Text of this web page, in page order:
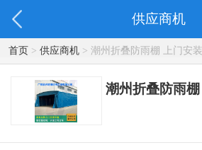
供应商机
首页> 供应商机> 潮州折叠防雨棚 上门安装
潮州折叠防雨